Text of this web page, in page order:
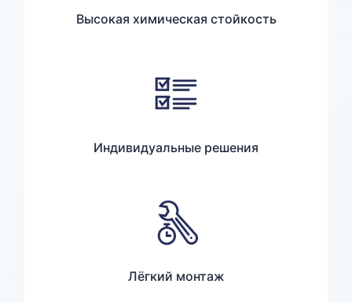
Высокая химическая стойкость
Индивидуальные решения
Лёгкий монтаж